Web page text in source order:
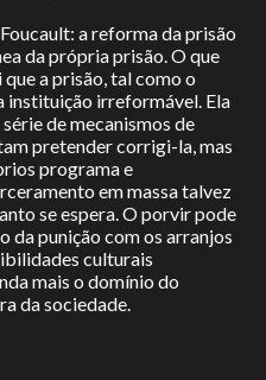
a reforma da prisão
da própria prisão. O que
a prisão, tal como o
instituição irreformável. Ela
de mecanismos de
pretender corrigi-la, mas
programa e
em massa talvez
se espera. O porvir pode
da punição com os arranjos
culturais
mais o domínio do
da sociedade.